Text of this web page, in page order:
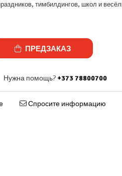
тимбилдингов, школ и
ПРЕДЗАКАЗ
Нужна помощь?+373 78800700
Спросите информацию